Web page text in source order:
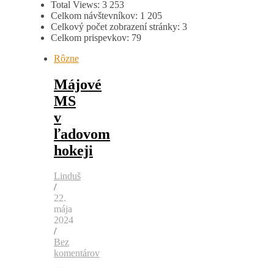
Total Views: 3 253
Celkom návštevníkov: 1 205
Celkový počet zobrazení stránky: 3
Celkom prispevkov: 79
Rôzne
Májové
MS
v
ľadovom
hokeji
Linduš
/
22.
mája
2024
/
Bez
komentárov